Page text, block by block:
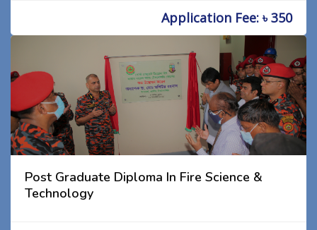
Application Fee: ৳ 350
Post Graduate Diploma In Fire Science &
Technology